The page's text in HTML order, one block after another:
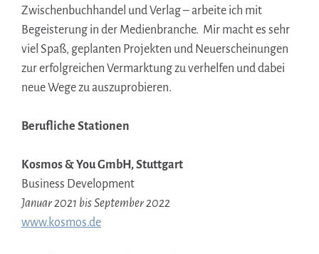
Zwischenbuchhandel und Verlag – arbeite ich mit
Begeisterung in der Medienbranche. Mir macht es sehr
viel Spaß, geplanten Projekten und Neuerscheinungen
zur erfolgreichen Vermarktung zu verhelfen und dabei
neue Wege zu auszuprobieren.
Berufliche Stationen
Kosmos & You GmbH, Stuttgart
Business Development
Januar 2021 bis September 2022
www.kosmos.de